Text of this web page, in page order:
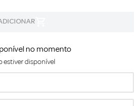
no momento
estiver disponível